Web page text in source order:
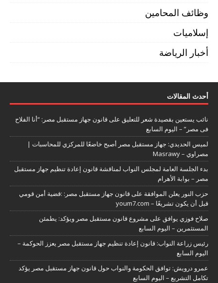
وظائف المحامين
إسلاميات
أخبار الرياضة
أحدث المقالات
نائب يستعين بقصيدة شعر للتعليق على قانون جهاز مستقبل مصر: “أنا الفلاح
فى مصر” – اليوم السابع
لميس الحديدي: جهاز مستقبل مصر أصبح خاضعًا للمركزي للمحاسبات |
مصراوي – Masrawy
بدء الجلسة العامة لمجلس النواب لمناقشة قانون إعادة تنظيم جهاز مستقبل
مصر – بوابة الأهرام
حزب النور يعلن الموافقة على قانون جهاز مستقبل مصر: :قضية أمن قومي
قبل أن يكون تشريعًا – youm7.com
صلاح فوزي يوافق على مشروع قانون مستقبل مصر ويؤكد: يطمئن
المستثمرين – اليوم السابع
رئيس زراعة النواب: قانون إعادة تنظيم جهاز مستقبل مصر يعزز الحوكمة –
اليوم السابع
عمرو درويش: توافق الحكومة والنواب حول قانون جهاز مستقبل مصر يؤكد
تكامل التشريع – اليوم السابع